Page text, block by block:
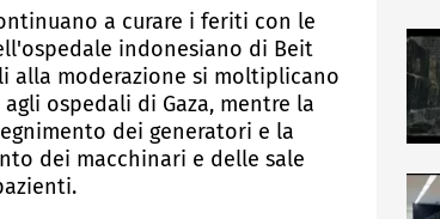
a curare i feriti con le
indonesiano di Beit
alla moderazione si moltiplicano
ospedali di Gaza, mentre la
dei generatori e la
dei macchinari e delle sale